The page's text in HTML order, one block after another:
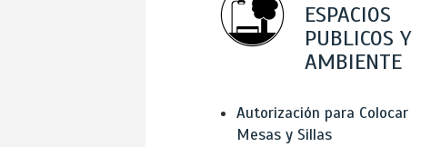
ESPACIOS
PUBLICOS Y
AMBIENTE
Autorización para Colocar
Mesas y Sillas